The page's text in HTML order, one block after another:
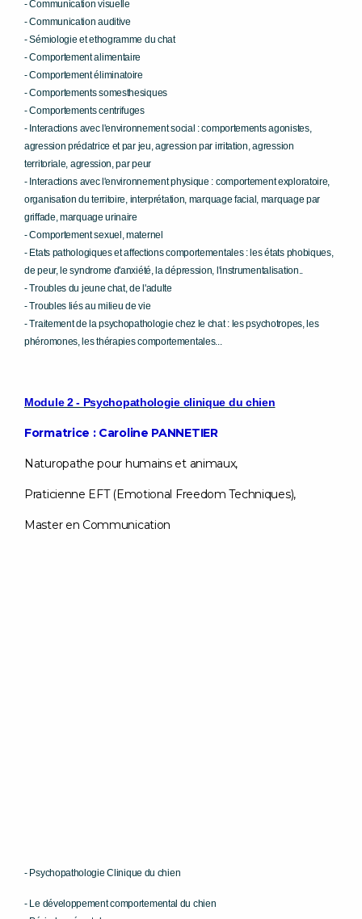
- Communication visuelle
- Communication auditive
- Sémiologie et ethogramme du chat
- Comportement alimentaire
- Comportement éliminatoire
- Comportements somesthesiques
- Comportements centrifuges
- Interactions avec l'environnement social : comportements agonistes,
agression prédatrice et par jeu, agression par irritation, agression
territoriale, agression, par peur
- Interactions avec l'environnement physique : comportement exploratoire,
organisation du territoire, interprétation, marquage facial, marquage par
griffade, marquage urinaire
- Comportement sexuel, maternel
- Etats pathologiques et affections comportementales : les états phobiques,
de peur, le syndrome d'anxiété, la dépression, l'instrumentalisation..
- Troubles du jeune chat, de l'adulte
- Troubles liés au milieu de vie
- Traitement de la psychopathologie chez le chat : les psychotropes, les
phéromones, les thérapies comportementales...
Module 2 - Psychopathologie clinique du chien
Formatrice : Caroline PANNETIER
Naturopathe pour humains et animaux,
Praticienne EFT (Emotional Freedom Techniques),
Master en Communication
- Psychopathologie Clinique du chien
- Le développement comportemental du chien